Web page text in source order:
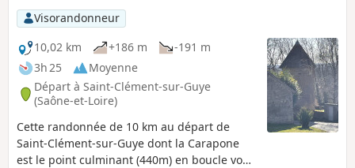
Visorandonneur
10,02 km
+186 m
-191 m
3h 25
Moyenne
Départ à Saint-Clément-sur-Guye
(Saône-et-Loire)
Cette randonnée de 10 km au départ de
Saint-Clément-sur-Guye dont la Carapone
est le point culminant (440m) en boucle vous